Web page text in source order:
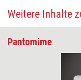
Weitere Inhalte
Pantomime